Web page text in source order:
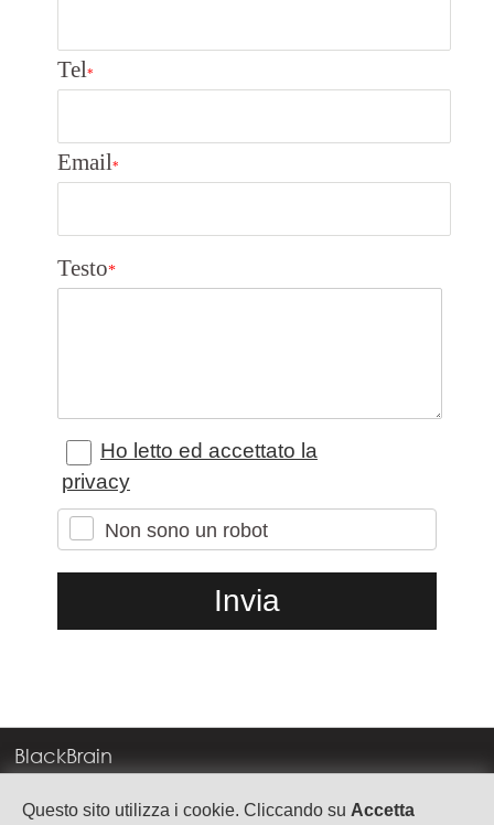
Questo sito utilizza i cookie. Cliccando su Accetta
Tel*
Email*
Testo*
Ho letto ed accettato la
privacy
Non sono un robot
BlackBrain
Corso Milano, 83